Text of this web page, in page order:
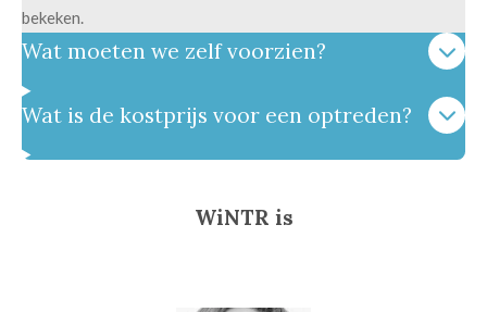
bekeken.
Wat moeten we zelf voorzien?
Wat is de kostprijs voor een optreden?
WiNTR is